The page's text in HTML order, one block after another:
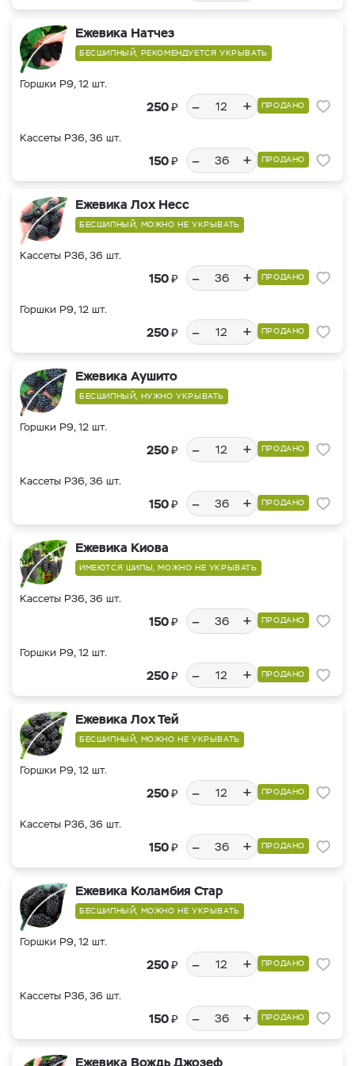
Ежевика Натчез
БЕСШИПНЫЙ, РЕКОМЕНДУЕТСЯ УКРЫВАТЬ
Горшки Р9, 12 шт.
250₽ – + ПРОДАНО
Кассеты Р36, 36 шт.
150₽ – + ПРОДАНО
Ежевика Лох Несс
БЕСШИПНЫЙ, МОЖНО НЕ УКРЫВАТЬ
Кассеты Р36, 36 шт.
150₽ – + ПРОДАНО
Горшки Р9, 12 шт.
250₽ – + ПРОДАНО
Ежевика Аушито
БЕСШИПНЫЙ, НУЖНО УКРЫВАТЬ
Горшки Р9, 12 шт.
250₽ – + ПРОДАНО
Кассеты Р36, 36 шт.
150₽ – + ПРОДАНО
Ежевика Киова
ИМЕЮТСЯ ШИПЫ, МОЖНО НЕ УКРЫВАТЬ
Кассеты Р36, 36 шт.
150₽ – + ПРОДАНО
Горшки Р9, 12 шт.
250₽ – + ПРОДАНО
Ежевика Лох Тей
БЕСШИПНЫЙ, МОЖНО НЕ УКРЫВАТЬ
Горшки Р9, 12 шт.
250₽ – + ПРОДАНО
Кассеты Р36, 36 шт.
150₽ – + ПРОДАНО
Ежевика Коламбия Стар
БЕСШИПНЫЙ, МОЖНО НЕ УКРЫВАТЬ
Горшки Р9, 12 шт.
250₽ – + ПРОДАНО
Кассеты Р36, 36 шт.
150₽ – + ПРОДАНО
Ежевика Вождь Джозеф